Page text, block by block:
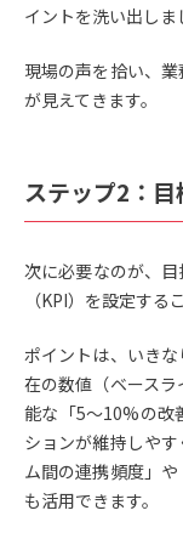
イントを洗い出しま
現場の声を拾い、
が見えてきます。
ステップ2：
次に必要なのが、
（KPI）を設定する
ポイントは、いき
在の数値（ベース
能な「5〜10%の改
ションが維持しや
ム間の連携頻度」
も活用できます。